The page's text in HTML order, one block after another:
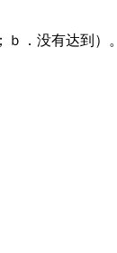
．没有达到）。